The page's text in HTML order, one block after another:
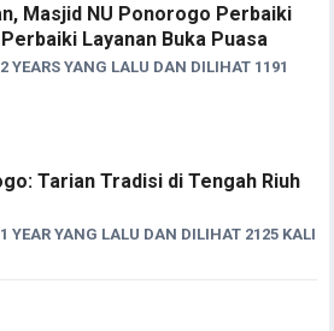
Masjid NU Ponorogo Perbaiki
Layanan Buka Puasa
YEARS YANG LALU DAN DILIHAT 1191
Tarian Tradisi di Tengah Riuh
YEAR YANG LALU DAN DILIHAT 2125 KALI